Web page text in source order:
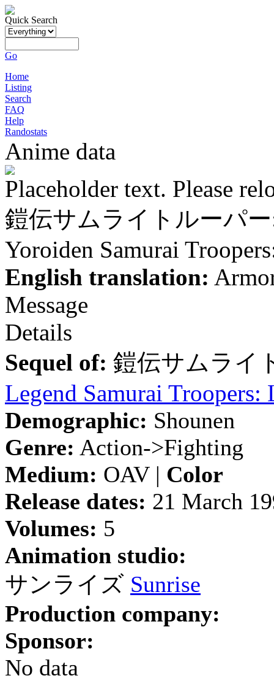
Quick Search
Go
Home
Listing
Search
FAQ
Help
Randostats
Anime data
Placeholder text. Please
鎧伝サムライトルーパ
Yoroiden Samurai
English translation:
Message
Details
Sequel of: 鎧伝サムライ
Legend Samurai
Demographic: Shounen
Genre: Action->Fighting
Medium: OAV | Color
Release dates: 21 March
Volumes: 5
Animation studio:
サンライズ Sunrise
Production company:
Sponsor:
No data